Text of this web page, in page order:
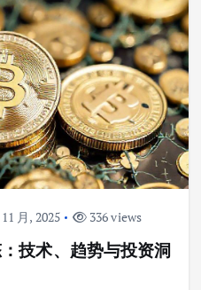
月, 2025 336 views
技术、趋势与投资洞